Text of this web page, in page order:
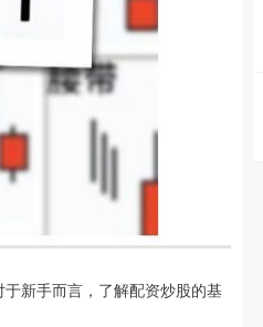
新手而言，了解配资炒股的基